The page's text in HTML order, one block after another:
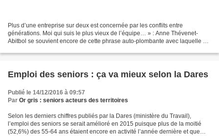
Plus d’une entreprise sur deux est concernée par les conflits entre
générations. Moi qui suis le plus vieux de l’équipe… » : Anne Thévenet-
Abitbol se souvient encore de cette phrase auto-plombante avec laquelle un
Emploi des seniors : ça va mieux selon la Dares
Publié le 14/12/2016 à 09:57
Par Or gris : seniors acteurs des territoires
Selon les derniers chiffres publiés par la Dares (ministère du Travail),
l’emploi des seniors se serait amélioré en 2015 puisque plus de la moitié
(52,6%) des 55-64 ans étaient encore en activité l’année dernière et que